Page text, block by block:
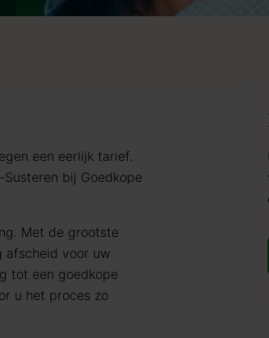
een eerlijk tarief.
bij Goedkope
Met de grootste
afscheid voor uw
tot een goedkope
u het proces zo